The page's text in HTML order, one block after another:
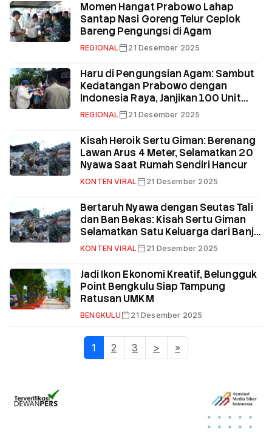
Momen Hangat Prabowo Lahap
Santap Nasi Goreng Telur Ceplok
Bareng Pengungsi di Agam
REGIONAL 21 Desember 2025
Haru di Pengungsian Agam: Sambut
Kedatangan Prabowo dengan
Indonesia Raya, Janjikan 100 Unit
Huntara
REGIONAL 21 Desember 2025
Kisah Heroik Sertu Giman: Berenang
Lawan Arus 4 Meter, Selamatkan 20
Nyawa Saat Rumah Sendiri Hancur
KONTEN VIRAL 21 Desember 2025
Bertaruh Nyawa dengan Seutas Tali
dan Ban Bekas: Kisah Sertu Giman
Selamatkan Satu Keluarga dari Banjir
Tamiang
KONTEN VIRAL 21 Desember 2025
Jadi Ikon Ekonomi Kreatif, Belungguk
Point Bengkulu Siap Tampung
Ratusan UMKM
BENGKULU 21 Desember 2025
1 (current)
2 3 > »